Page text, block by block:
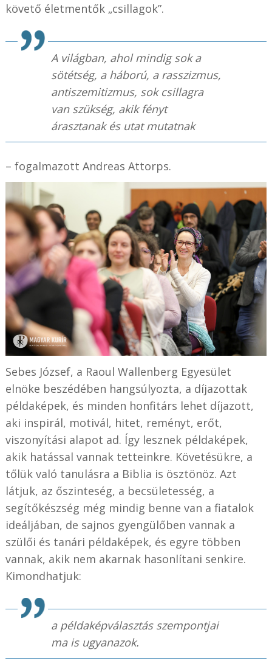
követő életmentők „csillagok”.
A világban, ahol mindig sok a
sötétség, a háború, a rasszizmus,
antiszemitizmus, sok csillagra
van szükség, akik fényt
árasztanak és utat mutatnak
– fogalmazott Andreas Attorps.
Sebes József, a Raoul Wallenberg Egyesület
elnöke beszédében hangsúlyozta, a díjazottak
példaképek, és minden honfitárs lehet díjazott,
aki inspirál, motivál, hitet, reményt, erőt,
viszonyítási alapot ad. Így lesznek példaképek,
akik hatással vannak tetteinkre. Követésükre, a
tőlük való tanulásra a Biblia is ösztönöz. Azt
látjuk, az őszinteség, a becsületesség, a
segítőkészség még mindig benne van a fiatalok
ideáljában, de sajnos gyengülőben vannak a
szülői és tanári példaképek, és egyre többen
vannak, akik nem akarnak hasonlítani senkire.
Kimondhatjuk:
a példaképválasztás szempontjai
ma is ugyanazok.